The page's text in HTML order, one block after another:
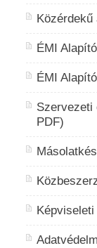
ÉMI
ÉMI
Szervezeti
PDF)